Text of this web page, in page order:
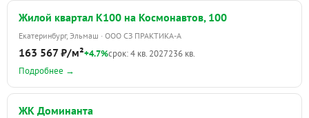
Жилой квартал К100 на Космонавтов, 100
Екатеринбург, Эльмаш · ООО СЗ ПРАКТИКА-А
163 567 ₽/м²+4.7%срок: 4 кв. 2027236 кв.
Подробнее →
ЖК Доминанта